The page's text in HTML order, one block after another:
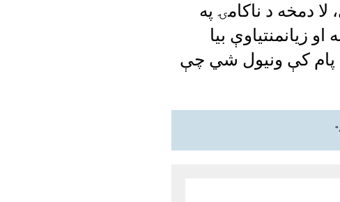
دمخه د ناکامۍ په
بیا
پام کې ونیول شي چې